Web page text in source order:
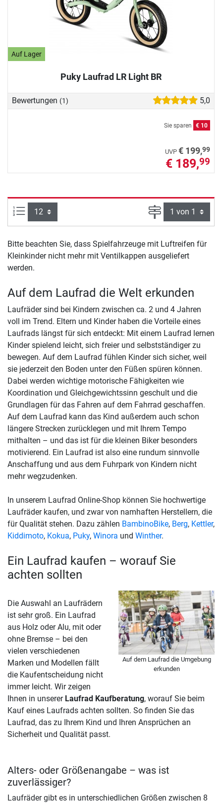
Auf Lager
Puky Laufrad LR Light BR
Bewertungen (1) 5,0
Sie sparen € 10
UVP € 199,99
€ 189,99
Artikel pro Seite: Seite
Bitte beachten Sie, dass Spielfahrzeuge mit Luftreifen für
Kleinkinder nicht mehr mit Ventilkappen ausgeliefert
werden.
Auf dem Laufrad die Welt erkunden
Laufräder sind bei Kindern zwischen ca. 2 und 4 Jahren
voll im Trend. Eltern und Kinder haben die Vorteile eines
Laufrads längst für sich entdeckt: Mit einem Laufrad lernen
Kinder spielend leicht, sich freier und selbstständiger zu
bewegen. Auf dem Laufrad fühlen Kinder sich sicher, weil
sie jederzeit den Boden unter den Füßen spüren können.
Dabei werden wichtige motorische Fähigkeiten wie
Koordination und Gleichgewichtssinn geschult und die
Grundlagen für das Fahren auf dem Fahrrad geschaffen.
Auf dem Laufrad kann das Kind außerdem auch schon
längere Strecken zurücklegen und mit Ihrem Tempo
mithalten – und das ist für die kleinen Biker besonders
motivierend. Ein Laufrad ist also eine rundum sinnvolle
Anschaffung und aus dem Fuhrpark von Kindern nicht
mehr wegzudenken.
In unserem Laufrad Online-Shop können Sie hochwertige
Laufräder kaufen, und zwar von namhaften Herstellern, die
für Qualität stehen. Dazu zählen BambinoBike, Berg, Kettler,
Kiddimoto, Kokua, Puky, Winora und Winther.
Ein Laufrad kaufen – worauf Sie
achten sollten
Auf dem Laufrad die Umgebung
erkunden
Die Auswahl an Laufrädern
ist sehr groß. Ein Laufrad
aus Holz oder Alu, mit oder
ohne Bremse – bei den
vielen verschiedenen
Marken und Modellen fällt
die Kaufentscheidung nicht
immer leicht. Wir zeigen
Ihnen in unserer Laufrad Kaufberatung, worauf Sie beim
Kauf eines Laufrads achten sollten. So finden Sie das
Laufrad, das zu Ihrem Kind und Ihren Ansprüchen an
Sicherheit und Qualität passt.
Alters- oder Größenangabe – was ist
zuverlässiger?
Laufräder gibt es in unterschiedlichen Größen zwischen 8